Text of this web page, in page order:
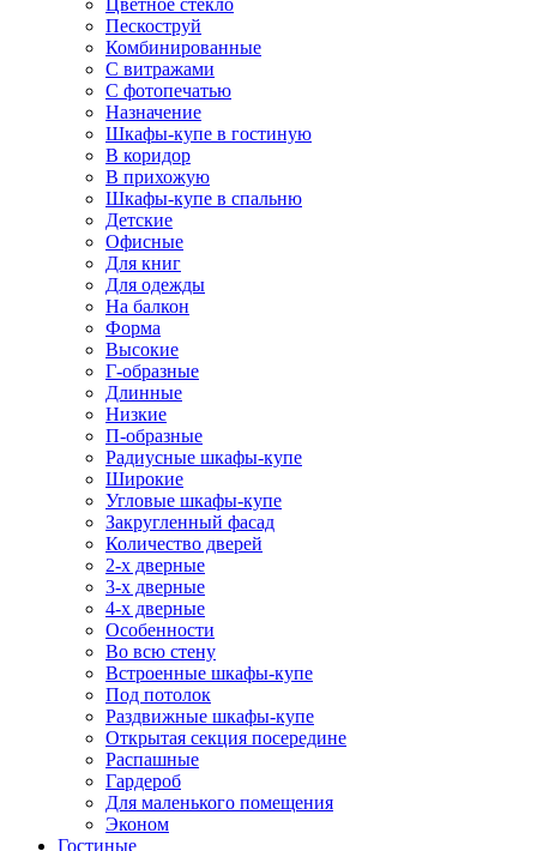
Цветное стекло
Пескоструй
Комбинированные
С витражами
С фотопечатью
Назначение
Шкафы-купе в гостиную
В коридор
В прихожую
Шкафы-купе в спальню
Детские
Офисные
Для книг
Для одежды
На балкон
Форма
Высокие
Г-образные
Длинные
Низкие
П-образные
Радиусные шкафы-купе
Широкие
Угловые шкафы-купе
Закругленный фасад
Количество дверей
2-х дверные
3-х дверные
4-х дверные
Особенности
Во всю стену
Встроенные шкафы-купе
Под потолок
Раздвижные шкафы-купе
Открытая секция посередине
Распашные
Гардероб
Для маленького помещения
Эконом
Гостиные